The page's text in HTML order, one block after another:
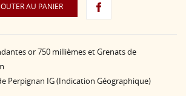
AU PANIER
or 750 millièmes et Grenats de
Perpignan IG (Indication Géographique)